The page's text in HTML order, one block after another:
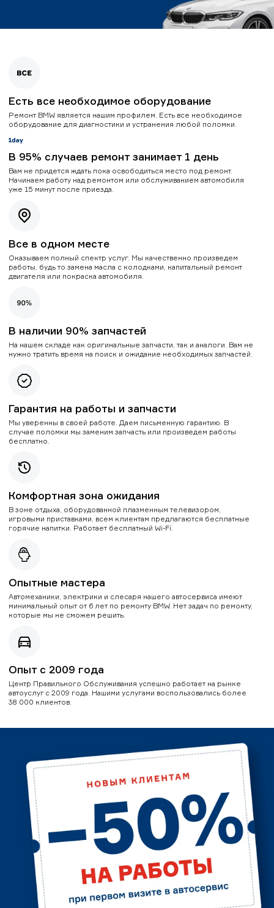
Есть все необходимое оборудование
Ремонт BMW является нашим профилем. Есть все необходимое
оборудование для диагностики и устранения любой поломки.
В 95% случаев ремонт занимает 1 день
Вам не придется ждать пока освободиться место под ремонт.
Начинаем работу над ремонтом или обслуживанием автомобиля
уже 15 минут после приезда.
Все в одном месте
Оказываем полный спектр услуг. Мы качественно произведем
работы, будь то замена масла с колодками, капитальный ремонт
двигателя или покраска автомобиля.
В наличии 90% запчастей
На нашем складе как оригинальные запчасти, так и аналоги. Вам не
нужно тратить время на поиск и ожидание необходимых запчастей.
Гарантия на работы и запчасти
Мы уверенны в своей работе. Даем письменную гарантию. В
случае поломки мы заменим запчасть или произведем работы
бесплатно.
Комфортная зона ожидания
В зоне отдыха, оборудованной плазменным телевизором,
игровыми приставками, всем клиентам предлагаются бесплатные
горячие напитки. Работает бесплатный Wi-Fi.
Опытные мастера
Автомеханики, электрики и слесаря нашего автосервиса имеют
минимальный опыт от 6 лет по ремонту BMW. Нет задач по ремонту,
которые мы не сможем решить.
Опыт с 2009 года
Центр Правильного Обслуживания успешно работает на рынке
автоуслуг с 2009 года. Нашими услугами воспользовались более
38 000 клиентов.